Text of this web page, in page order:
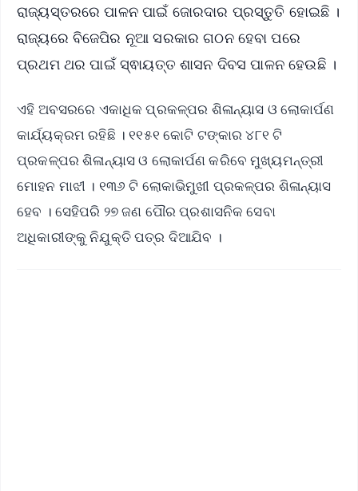
ରାଜ୍ୟସ୍ତରରେ ପାଳନ ପାଇଁ ଜୋରଦାର ପ୍ରସ୍ତୁତି ହୋଇଛି ।
ରାଜ୍ୟରେ ବିଜେପିର ନୂଆ ସରକାର ଗଠନ ହେବା ପରେ
ପ୍ରଥମ ଥର ପାଇଁ ସ୍ଵାୟତ୍ତ ଶାସନ ଦିବସ ପାଳନ ହେଉଛି ।
ଏହି ଅବସରରେ ଏକାଧିକ ପ୍ରକଳ୍ପର ଶିଳାନ୍ୟାସ ଓ ଲୋକାର୍ପଣ
କାର୍ଯ୍ୟକ୍ରମ ରହିଛି । ୧୧୫୧ କୋଟି ଟଙ୍କାର ୪୮୧ ଟି
ପ୍ରକଳ୍ପର ଶିଳାନ୍ୟାସ ଓ ଲୋକାର୍ପଣ କରିବେ ମୁଖ୍ୟମନ୍ତ୍ରୀ
ମୋହନ ମାଝୀ । ୧୩୬ ଟି ଲୋକାଭିମୁଖୀ ପ୍ରକଳ୍ପର ଶିଳାନ୍ୟାସ
ହେବ । ସେହିପରି ୨୭ ଜଣ ପୌର ପ୍ରଶାସନିକ ସେବା
ଅଧିକାରୀଙ୍କୁ ନିଯୁକ୍ତି ପତ୍ର ଦିଆଯିବ ।